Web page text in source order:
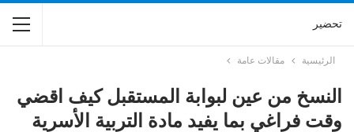
تحضير
الرئيسية مقالات عامة
النسخ من عين لبوابة المستقبل كيف اقضي
وقت فراغي بما يفيد مادة التربية الأسرية